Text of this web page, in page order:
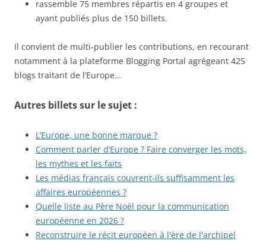
rassemble 75 membres répartis en 4 groupes et
ayant publiés plus de 150 billets.
Il convient de multi-publier les contributions, en recourant
notamment à la plateforme Blogging Portal agrégeant 425
blogs traitant de l’Europe…
Autres billets sur le sujet :
L’Europe, une bonne marque ?
Comment parler d’Europe ? Faire converger les mots,
les mythes et les faits
Les médias français couvrent-ils suffisamment les
affaires européennes ?
Quelle liste au Père Noël pour la communication
européenne en 2026 ?
Reconstruire le récit européen à l'ère de l'archipel